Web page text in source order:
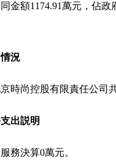
金額1174.91萬元，佔
況
時尚控股有限責任公司
出説明
務決算0萬元。